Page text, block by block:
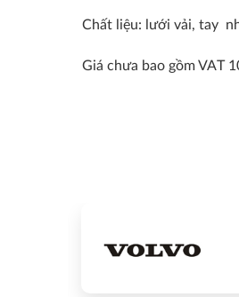
Chất liệu: lưới vải, tay
Giá chưa bao gồm VAT